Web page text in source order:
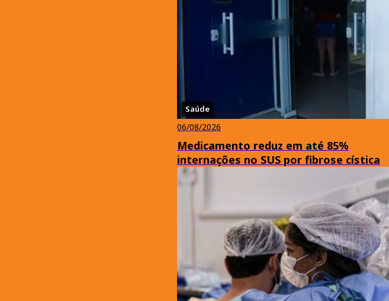
Saúde
06/08/2026
Medicamento reduz em até 85%
internações no SUS por fibrose cística